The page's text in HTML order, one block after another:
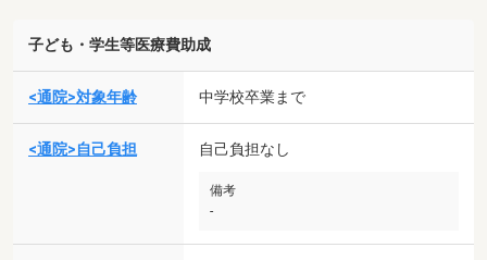
子ども・学生等医療費助成
<通院>対象年齢 中学校卒業まで
<通院>自己負担 自己負担なし
備考
-